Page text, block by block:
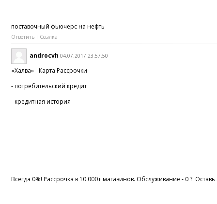
поставочный фьючерс на нефть
Ответить Ссылка
androcvh 04.07.2017 23:57:50
«Халва» - Карта Рассрочки
- потребительский кредит
- кредитная история
Всегда 0%! Рассрочка в 10 000+ магазинов. Обслуживание - 0 ?. Оставь